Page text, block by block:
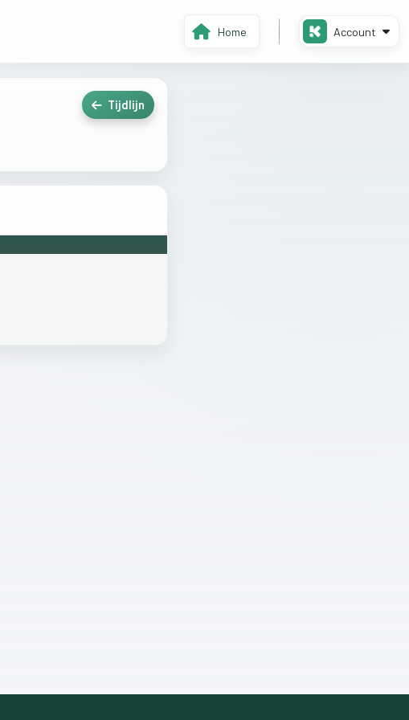
Home Account
Tijdlijn